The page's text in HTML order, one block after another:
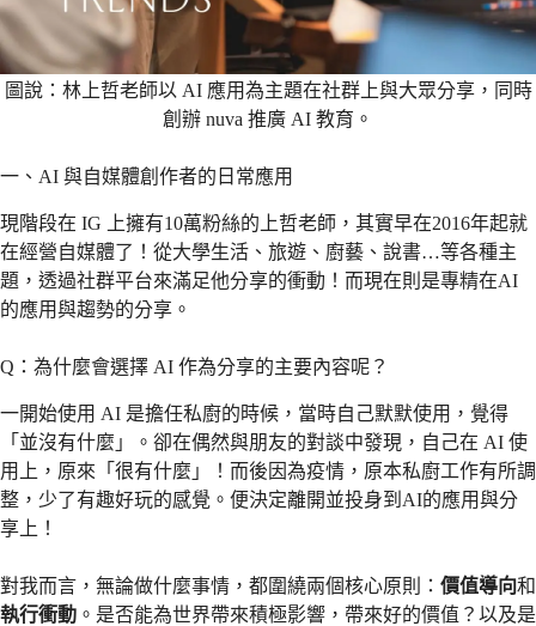
圖說：林上哲老師以 AI 應用為主題在社群上與大眾分享，同時
創辦 nuva 推廣 AI 教育。
一、AI 與自媒體創作者的日常應用
現階段在 IG 上擁有10萬粉絲的上哲老師，其實早在2016年起就
在經營自媒體了！從大學生活、旅遊、廚藝、說書…等各種主
題，透過社群平台來滿足他分享的衝動！而現在則是專精在AI
的應用與趨勢的分享。
Q：為什麼會選擇 AI 作為分享的主要內容呢？
一開始使用 AI 是擔任私廚的時候，當時自己默默使用，覺得
「並沒有什麼」。卻在偶然與朋友的對談中發現，自己在 AI 使
用上，原來「很有什麼」！而後因為疫情，原本私廚工作有所調
整，少了有趣好玩的感覺。便決定離開並投身到AI的應用與分
享上！
對我而言，無論做什麼事情，都圍繞兩個核心原則： 價值導向和
執行衝動 。是否能為世界帶來積極影響，帶來好的價值？以及是